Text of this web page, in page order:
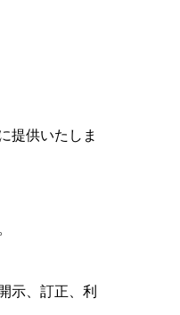
提供いたしま
示、訂正、利